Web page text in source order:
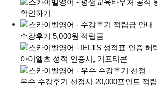
확인하기
수강후기 5,000원 적립금
아이엘츠 성적 인증시, 기프티콘
우수 수강후기 선정시 20,000포인트 적립